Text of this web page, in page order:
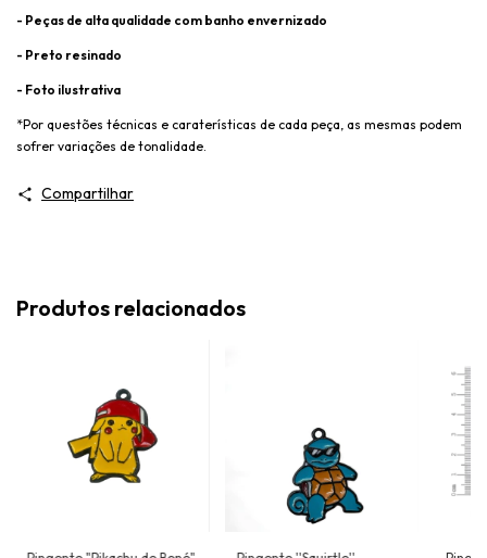
- Peças de alta qualidade com banho envernizado
- Preto resinado
- Foto ilustrativa
*Por questões técnicas e caraterísticas de cada peça, as mesmas podem
sofrer variações de tonalidade.
Compartilhar
Produtos relacionados